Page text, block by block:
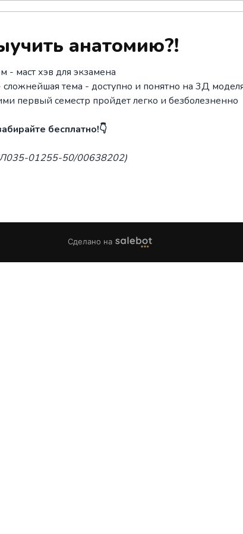
анатомию?!
- маст хэв для экзамена
сложнейшая тема - доступно и понятно на 3Д
первый семестр пройдет легко и безболезненно
бесплатно!👇
01255-50/00638202)
Сделано на